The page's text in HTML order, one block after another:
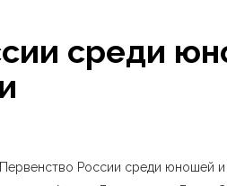
среди
России среди юношей